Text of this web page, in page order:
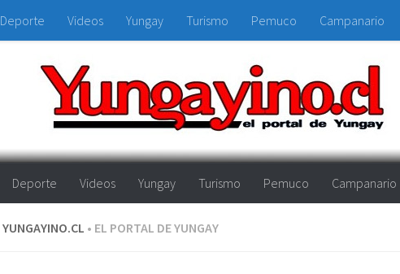
Deporte Videos Yungay Turismo Pemuco Campanario
Deporte Videos Yungay Turismo Pemuco Campanario
YUNGAYINO.CL • EL PORTAL DE YUNGAY